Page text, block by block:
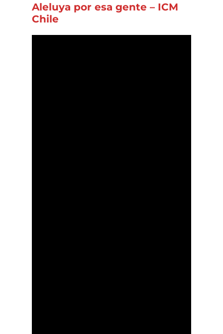
Aleluya por esa gente – ICM
Chile